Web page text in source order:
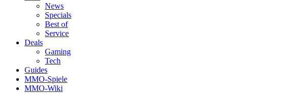
News
Specials
Best of
Service
Deals
Gaming
Tech
Guides
MMO-Spiele
MMO-Wiki